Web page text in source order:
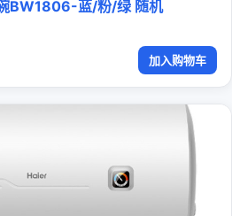
BW1806-蓝/粉/绿 随机
加入购物车